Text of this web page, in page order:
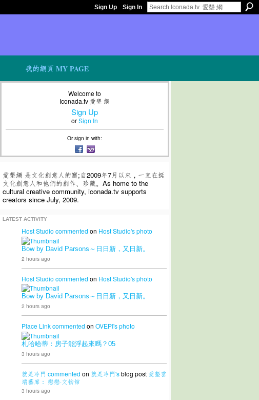
Sign Up Sign In
我的網頁 MY PAGE
Welcome to
Iconada.tv 愛墾 網
Sign Up
orSign In
Or sign in with:
愛墾網 是文化創意人的窩;自2009年7月以來，一直在挺
文化創意人和他們的創作、珍藏。As home to the
cultural creative community, iconada.tv supports
creators since July, 2009.
LATEST ACTIVITY
Host Studio commented on Host Studio'sphoto
Bow by David Parsons～日日新，又日新。
2 hours ago
Host Studio commented on Host Studio'sphoto
Bow by David Parsons～日日新，又日新。
2 hours ago
Place Linkcommented on OVEPI'sphoto
札哈哈蒂：房子能浮起來嗎？05
3 hours ago
就是冷門 commented on 就是冷門'sblog post 愛墾雲
端藝廊： 戀戀·文物館
3 hours ago